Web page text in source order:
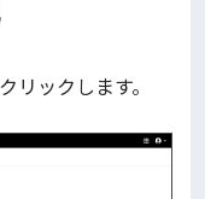
リックします。